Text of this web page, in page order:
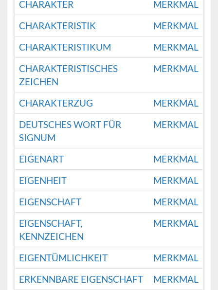
CHARAKTER
MERKMAL
CHARAKTERISTIK
MERKMAL
CHARAKTERISTIKUM
MERKMAL
CHARAKTERISTISCHES
ZEICHEN
MERKMAL
CHARAKTERZUG
MERKMAL
DEUTSCHES WORT FÜR
SIGNUM
MERKMAL
EIGENART
MERKMAL
EIGENHEIT
MERKMAL
EIGENSCHAFT
MERKMAL
EIGENSCHAFT,
KENNZEICHEN
MERKMAL
EIGENTÜMLICHKEIT
MERKMAL
ERKENNBARE EIGENSCHAFT
MERKMAL